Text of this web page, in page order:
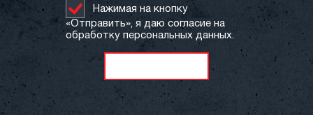
Нажимая на кнопку
«Отправить», я даю согласие на
обработку персональных данных.